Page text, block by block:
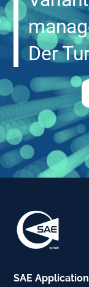
Der
SAE